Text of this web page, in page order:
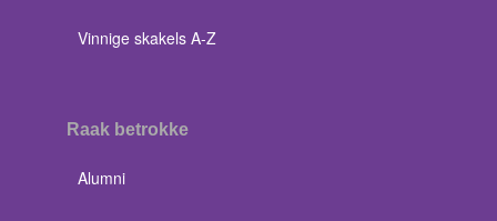
Vinnige skakels A-Z
Raak betrokke
Alumni